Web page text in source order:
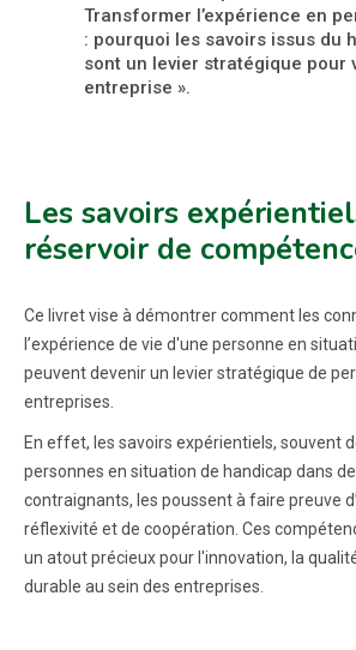
Transformer l’expérience en
: pourquoi les savoirs issus du
sont un levier stratégique pour
entreprise ».
Les savoirs
réservoir de
Ce livret vise à démontrer comment les
l’expérience de vie d'une personne en
peuvent devenir un levier stratégique de
entreprises.
En effet, les savoirs expérientiels, souvent
personnes en situation de handicap dans
contraignants, les poussent à faire preuve
réflexivité et de coopération. Ces
un atout précieux pour l'innovation, la
durable au sein des entreprises.